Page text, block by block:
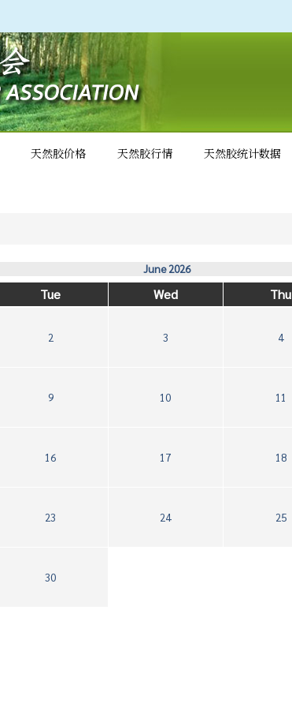
天然胶价格 天然胶行情 天然胶统计数据
June 2026
Tue Wed Thu
2 3 4
9 10 11
16 17 18
23 24 25
30